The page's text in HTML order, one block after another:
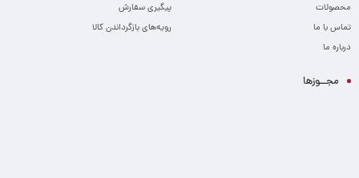
محصولات
تماس با ما
درباره ما
پیگیری سفارش
رویه‌های بازگرداندن کالا
مجــوزها